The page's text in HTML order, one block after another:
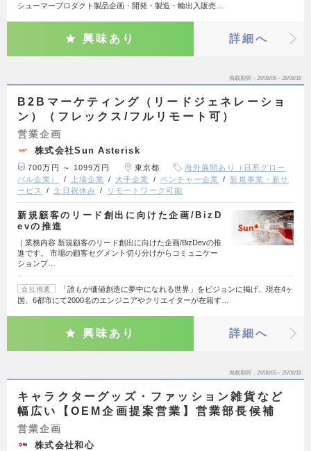
シューマープロダクト製品企画・開発・製造・輸出入販売…
興味あり 詳細へ
掲載期間 26/08/05～26/08/18
B2Bマーケティング（リードジェネレーショ
ン）（フレックス/フルリモート可）
営業企画
株式会社Sun Asterisk
700万円 ～ 1099万円 東京都
海外展開あり（日系グロー
バル企業）
上場企業 大手企業 ベンチャー企業
新規事業・新サ
ービス
土日祝休み リモートワーク可能
新規顧客のリード創出に向けた企画/BizD
evの推進
｜業務内容 新規顧客のリード創出に向けた企画/BizDevの推
進です。 市場の顧客セグメント切り分けからコミュニケー
ションプ…
会社概要
「誰もが価値創造に夢中になれる世界」をビジョンに掲げ、現在4ヶ
国、6都市にて2000名のエンジニアやクリエイターが在籍す…
興味あり 詳細へ
掲載期間 26/08/05～26/08/18
キャラクターグッズ・ファッション雑貨など
幅広い【OEM企画提案営業】営業部長候補
営業企画
株式会社和心